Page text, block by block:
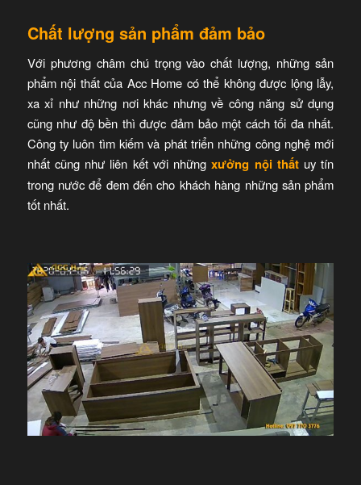
Chất lượng sản phẩm đảm bảo
Với phương châm chú trọng vào chất lượng, những sản
phẩm nội thất của Acc Home có thể không được lộng lẫy,
xa xỉ như những nơi khác nhưng về công năng sử dụng
cũng như độ bền thì được đảm bảo một cách tối đa nhất.
Công ty luôn tìm kiếm và phát triển những công nghệ mới
nhất cũng như liên kết với nhữngxưởng nội thấtuy tín
trong nước để đem đến cho khách hàng những sản phẩm
tốt nhất.